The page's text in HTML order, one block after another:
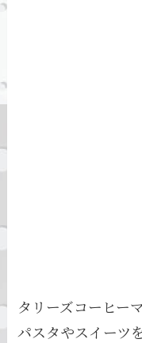
タリーズコーヒー
パスタやスイーツ